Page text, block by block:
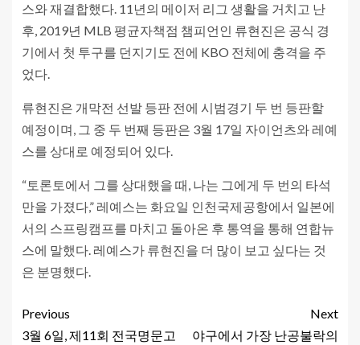
스와 재결합했다. 11년의 메이저 리그 생활을 거치고 난
후, 2019년 MLB 평균자책점 챔피언인 류현진은 공식 경
기에서 첫 투구를 던지기도 전에 KBO 전체에 충격을 주
었다.
류현진은 개막전 선발 등판 전에 시범경기 두 번 등판할
예정이며, 그 중 두 번째 등판은 3월 17일 자이언츠와 레예
스를 상대로 예정되어 있다.
“토론토에서 그를 상대했을 때, 나는 그에게 두 번의 타석
만을 가졌다,” 레예스는 화요일 인천국제공항에서 일본에
서의 스프링캠프를 마치고 돌아온 후 통역을 통해 연합뉴
스에 말했다. 레예스가 류현진을 더 많이 보고 싶다는 것
은 분명했다.
Previous
3월 6일, 제11회 전국명문고
Next
야구에서 가장 난공불락의